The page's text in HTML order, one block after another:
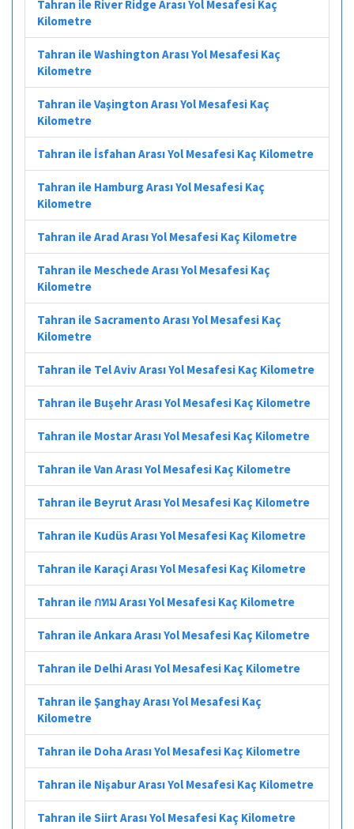
Tahran ile River Ridge Arası Yol Mesafesi Kaç
Kilometre
Tahran ile Washington Arası Yol Mesafesi Kaç
Kilometre
Tahran ile Vaşington Arası Yol Mesafesi Kaç
Kilometre
Tahran ile İsfahan Arası Yol Mesafesi Kaç Kilometre
Tahran ile Hamburg Arası Yol Mesafesi Kaç
Kilometre
Tahran ile Arad Arası Yol Mesafesi Kaç Kilometre
Tahran ile Meschede Arası Yol Mesafesi Kaç
Kilometre
Tahran ile Sacramento Arası Yol Mesafesi Kaç
Kilometre
Tahran ile Tel Aviv Arası Yol Mesafesi Kaç Kilometre
Tahran ile Buşehr Arası Yol Mesafesi Kaç Kilometre
Tahran ile Mostar Arası Yol Mesafesi Kaç Kilometre
Tahran ile Van Arası Yol Mesafesi Kaç Kilometre
Tahran ile Beyrut Arası Yol Mesafesi Kaç Kilometre
Tahran ile Kudüs Arası Yol Mesafesi Kaç Kilometre
Tahran ile Karaçi Arası Yol Mesafesi Kaç Kilometre
Tahran ile กทม Arası Yol Mesafesi Kaç Kilometre
Tahran ile Ankara Arası Yol Mesafesi Kaç Kilometre
Tahran ile Delhi Arası Yol Mesafesi Kaç Kilometre
Tahran ile Şanghay Arası Yol Mesafesi Kaç
Kilometre
Tahran ile Doha Arası Yol Mesafesi Kaç Kilometre
Tahran ile Nişabur Arası Yol Mesafesi Kaç Kilometre
Tahran ile Siirt Arası Yol Mesafesi Kaç Kilometre